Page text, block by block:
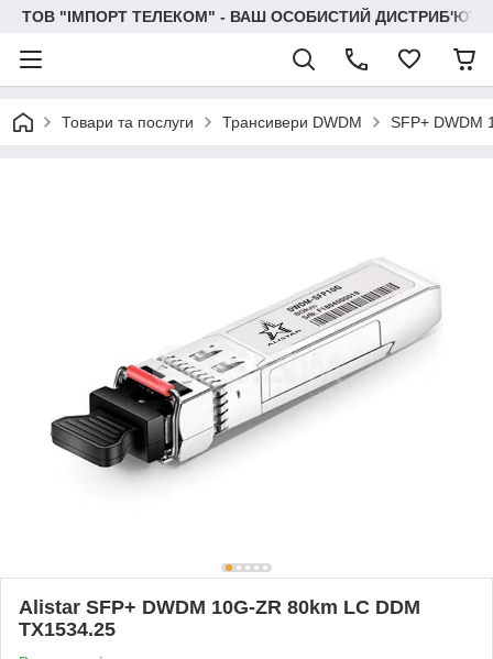
ТОВ "IМПОРТ ТЕЛЕКОМ" - ВАШ ОСОБИСТИЙ
Товари та послуги Трансивери DWDM SFP+ DWDM
Alistar SFP+ DWDM 10G-ZR 80km LC DDM
TX1534.25